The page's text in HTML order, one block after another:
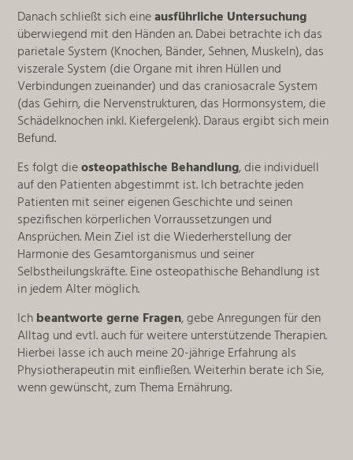
Danach schließt sich eineausführliche Untersuchung
überwiegend mit den Händen an. Dabei betrachte ich das
parietale System (Knochen, Bänder, Sehnen, Muskeln), das
viszerale System (die Organe mit ihren Hüllen und
Verbindungen zueinander) und das craniosacrale System
(das Gehirn, die Nervenstrukturen, das Hormonsystem, die
Schädelknochen inkl. Kiefergelenk). Daraus ergibt sich mein
Befund.
Es folgt dieosteopathische Behandlung, die individuell
auf den Patienten abgestimmt ist. Ich betrachte jeden
Patienten mit seiner eigenen Geschichte und seinen
spezifischen körperlichen Vorraussetzungen und
Ansprüchen. Mein Ziel ist die Wiederherstellung der
Harmonie des Gesamtorganismus und seiner
Selbstheilungskräfte. Eine osteopathische Behandlung ist
in jedem Alter möglich.
Ichbeantworte gerne Fragen, gebe Anregungen für den
Alltag und evtl. auch für weitere unterstützende Therapien.
Hierbei lasse ich auch meine 20-jährige Erfahrung als
Physiotherapeutin mit einfließen. Weiterhin berate ich Sie,
wenn gewünscht, zum Thema Ernährung.